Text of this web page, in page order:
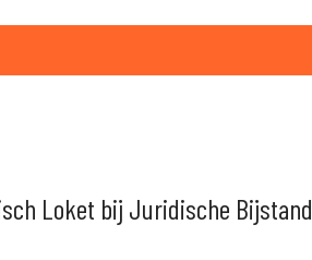
Loket bij Juridische Bijstand